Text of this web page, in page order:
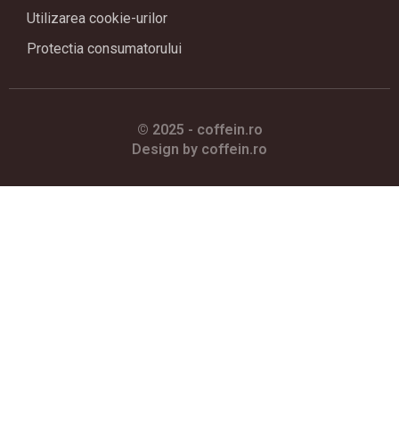
Utilizarea cookie-urilor
Protectia consumatorului
© 2025 - coffein.ro
Design by coffein.ro